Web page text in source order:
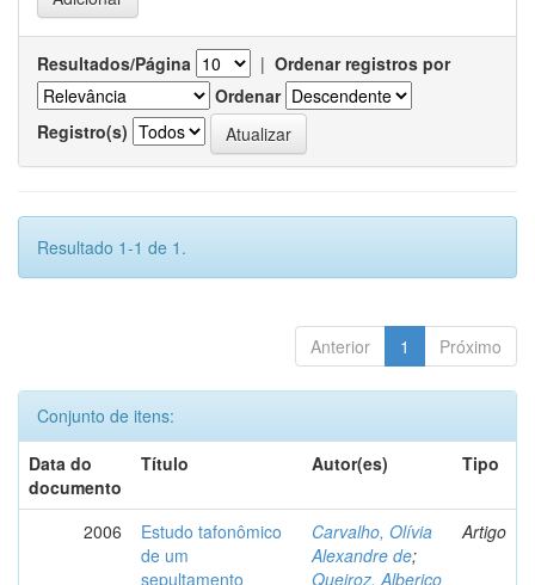
Resultados/Página | Ordenar registros por
Ordenar
Registro(s)
Resultado 1-1 de 1.
Anterior 1 Próximo
Conjunto de itens:
Data do
documento
Título Autor(es) Tipo
2006
Estudo tafonômico
de um
sepultamento
Carvalho, Olívia
Alexandre de;
Queiroz, Alberico
Artigo